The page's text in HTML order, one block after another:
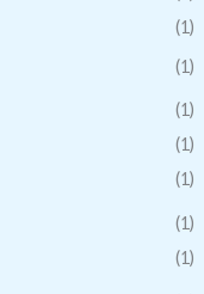
(1)
(1)
(1)
(1)
(1)
(1)
(1)